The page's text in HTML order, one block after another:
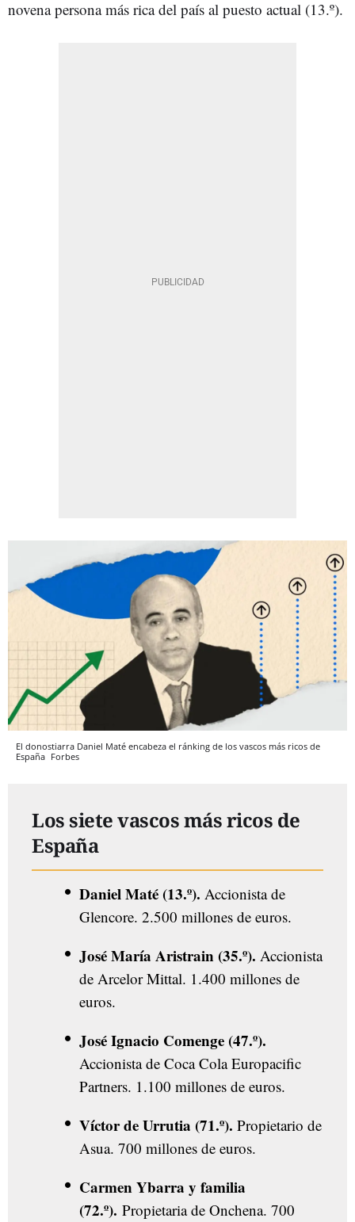
novena persona más rica del país al puesto actual (13.º).
El donostiarra Daniel Maté encabeza el ránking de los vascos más ricos de
España Forbes
Los siete vascos más ricos de
España
Daniel Maté (13.º). Accionista de
Glencore. 2.500 millones de euros.
José María Aristrain (35.º). Accionista
de Arcelor Mittal. 1.400 millones de
euros.
José Ignacio Comenge (47.º).
Accionista de Coca Cola Europacific
Partners. 1.100 millones de euros.
Víctor de Urrutia (71.º). Propietario de
Asua. 700 millones de euros.
Carmen Ybarra y familia
(72.º). Propietaria de Onchena. 700